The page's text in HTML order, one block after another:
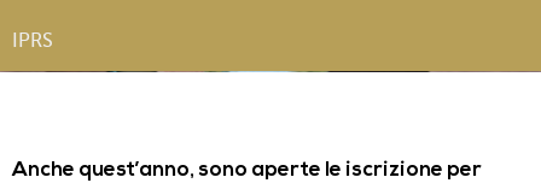
IPRS
Anche quest’anno, sono aperte le iscrizione per